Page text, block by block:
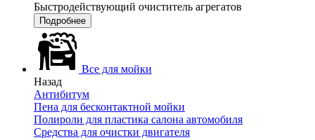
Быстродействующий очиститель агрегатов
Подробнее
Все для мойки
Назад
Антибитум
Пена для бесконтактной мойки
Полироли для пластика салона автомобиля
Средства для очистки двигателя